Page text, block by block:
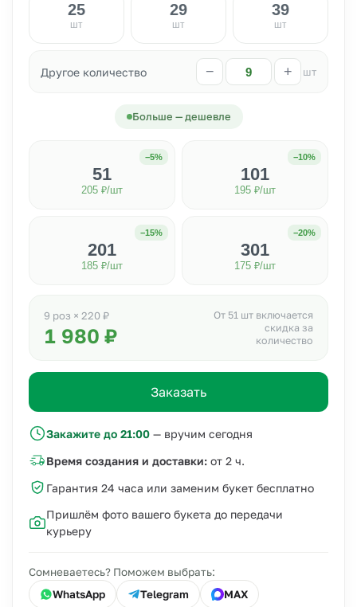
25
шт
29
шт
39
шт
Другое количество − + шт
Больше — дешевле
−5%
51
205 ₽/шт
−10%
101
195 ₽/шт
−15%
201
185 ₽/шт
−20%
301
175 ₽/шт
9 роз × 220 ₽
1 980 ₽
От 51 шт включается
скидка за
количество
Заказать
Закажите до 21:00 — вручим сегодня
Время создания и доставки: от 2 ч.
Гарантия 24 часа или заменим букет бесплатно
Пришлём фото вашего букета до передачи
курьеру
Сомневаетесь? Поможем выбрать:
WhatsApp
Telegram MAX